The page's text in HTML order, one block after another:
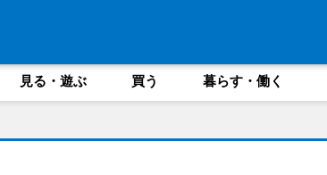
見る・遊ぶ 買う 暮らす・働く